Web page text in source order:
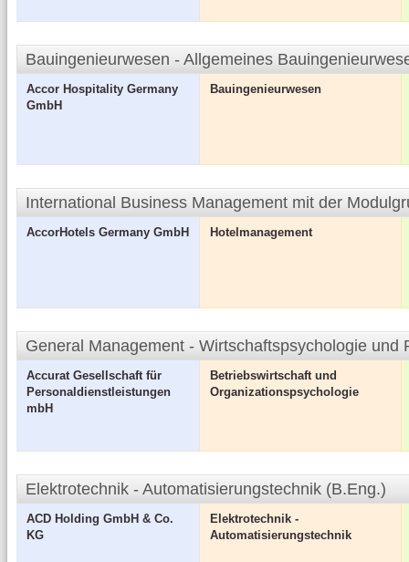
Bauingenieurwesen - Allgemeines
Accor Hospitality Germany
GmbH
Bauingenieurwesen
International Business Management mit der
AccorHotels Germany GmbH Hotelmanagement
General Management - Wirtschaftspsychologie und
Accurat Gesellschaft für
Personaldienstleistungen
mbH
Betriebswirtschaft und
Organizationspsychologie
Elektrotechnik - Automatisierungstechnik (B.Eng.)
ACD Holding GmbH & Co.
KG
Elektrotechnik -
Automatisierungstechnik